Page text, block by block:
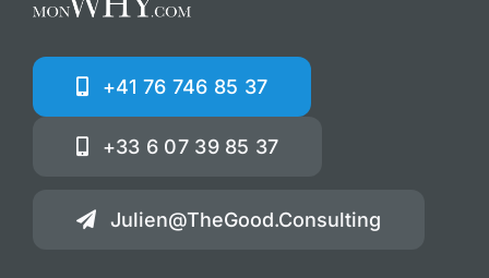
+41 76 746 85 37
+33 6 07 39 85 37
Julien@TheGood.Consulting